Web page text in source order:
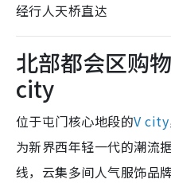
经行人天桥直达
北部都会区购
city
位于屯门核心地段的V city
为新界西年轻一代的潮流
线，云集多间人气服饰品